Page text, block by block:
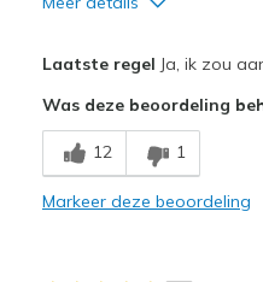
Breathe Well
Comfortable
Laatste regel Ja, ik zou
Was deze beoordeling
12 1
Markeer deze beoordeling